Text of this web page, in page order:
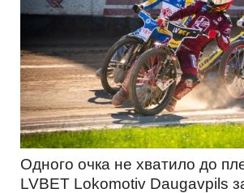
Одного очка не хватило до
LVBET Lokomotiv Daugavpils